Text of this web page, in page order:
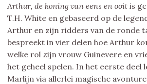
Arthur, de koning van eens en ooit is
T.H. White en gebaseerd op de
Arthur en zijn ridders van de ronde
bespreekt in vier delen hoe Arthur
welke rol zijn vrouw Guinevere en
het geheel spelen. In het eerste deel
Marlijn via allerlei magische